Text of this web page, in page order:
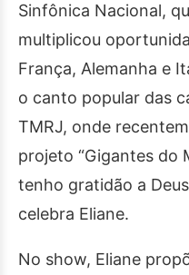
Sinfônica Nacional,
multiplicou
França, Alemanha e
o canto popular das
TMRJ, onde
projeto “Gigantes do
tenho gratidão a
celebra Eliane.
No show, Eliane